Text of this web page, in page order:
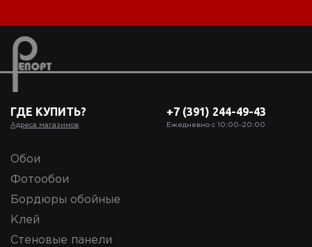
ГДЕ КУПИТЬ?
Адреса магазинов
+7 (391) 244-49-43
Ежедневно с 10:00‒20:00
Обои
Фотообои
Бордюры обойные
Клей
Стеновые панели